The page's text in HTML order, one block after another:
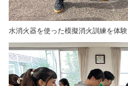
水消火器を使った模擬消火訓練を体験